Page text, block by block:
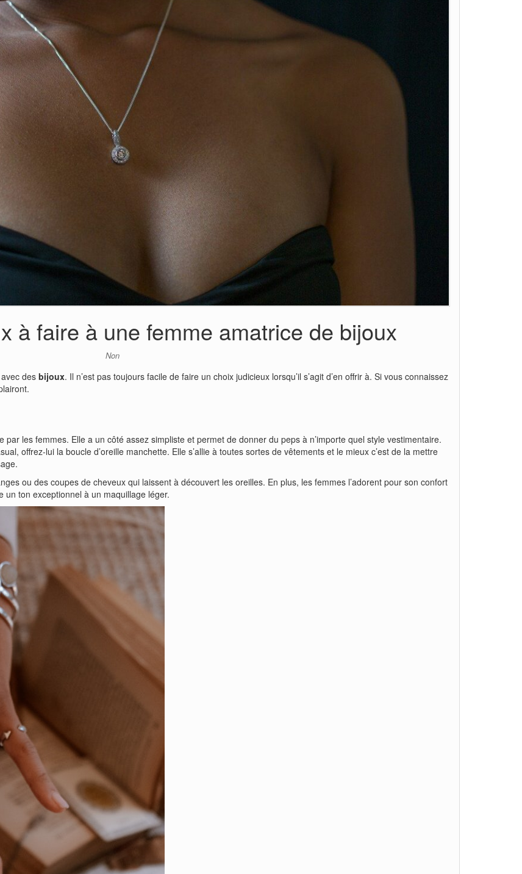
à faire à une femme amatrice de bijoux
Non
des bijoux. Il n’est pas toujours facile de faire un choix judicieux lorsqu’il s’agit d’en offrir à. Si vous connaissez
par les femmes. Elle a un côté assez simpliste et permet de donner du peps à n’importe quel style vestimentaire.
offrez-lui la boucle d’oreille manchette. Elle s’allie à toutes sortes de vêtements et le mieux c’est de la mettre
ou des coupes de cheveux qui laissent à découvert les oreilles. En plus, les femmes l’adorent pour son confort
un ton exceptionnel à un maquillage léger.